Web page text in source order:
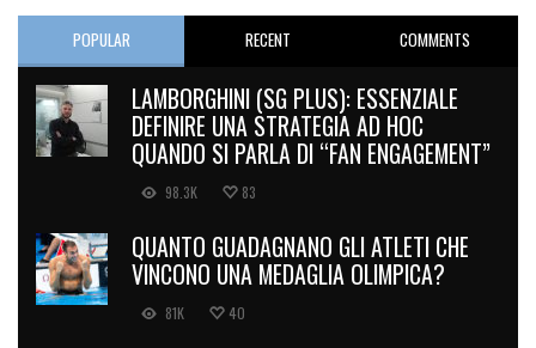
POPULAR RECENT COMMENTS
LAMBORGHINI (SG PLUS): ESSENZIALE
DEFINIRE UNA STRATEGIA AD HOC
QUANDO SI PARLA DI “FAN ENGAGEMENT”
98.3K 83
QUANTO GUADAGNANO GLI ATLETI CHE
VINCONO UNA MEDAGLIA OLIMPICA?
81K 40